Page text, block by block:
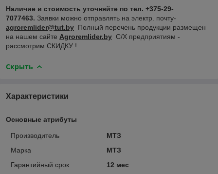
Наличие и стоимость уточняйте по тел. +375-29-
7077463. Заявки можно отправлять на электр. почту-
аgroremlider@tut.by Полный перечень продукции размещен
на нашем сайте Agroremlider.by С/Х предприятиям -
рассмотрим СКИДКУ !
Скрыть
Характеристики
Основные атрибуты
Производитель
МТЗ
Марка
МТЗ
Гарантийный срок
12 мес